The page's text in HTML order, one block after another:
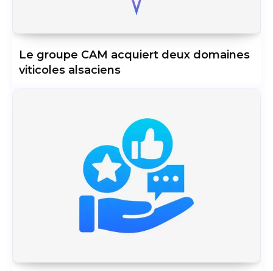
Le groupe CAM acquiert deux domaines
viticoles alsaciens